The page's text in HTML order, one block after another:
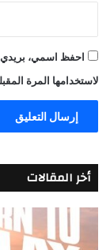
احفظ اسمي، بريدي
لاستخدامها المرة
أخر المقالات